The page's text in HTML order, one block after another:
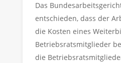
Das
entschieden, dass der
die Kosten eines
Betriebsratsmitglieder
die